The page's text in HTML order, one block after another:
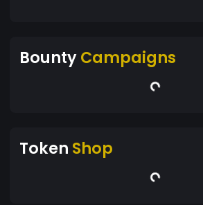
BountyCampaigns
Token Shop